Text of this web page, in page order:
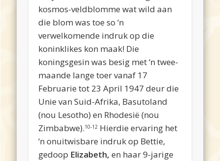
kosmos-veldblomme wat wild aan
die blom was toe so ‘n
verwelkomende indruk op die
koninklikes kon maak! Die
koningsgesin was besig met ‘n twee-
maande lange toer vanaf 17
Februarie tot 23 April 1947 deur die
Unie van Suid-Afrika, Basutoland
(nou Lesotho) en Rhodesië (nou
Zimbabwe).10-12 Hierdie ervaring het
‘n onuitwisbare indruk op Bettie,
gedoop Elizabeth,en haar 9-jarige